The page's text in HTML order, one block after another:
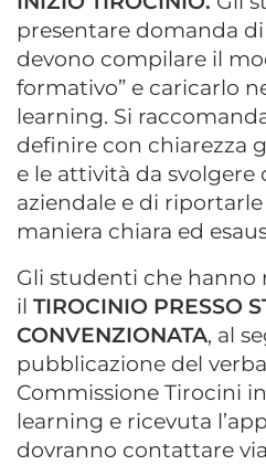
presentare domanda
devono compilare il
formativo” e caricarlo
learning. Si
definire con chiarezza
e le attività da
aziendale e di
maniera chiara ed
Gli studenti che hanno
il TIROCINIO PRESSO
CONVENZIONATA, al
pubblicazione del
Commissione Tirocini
learning e ricevuta
dovranno contattare